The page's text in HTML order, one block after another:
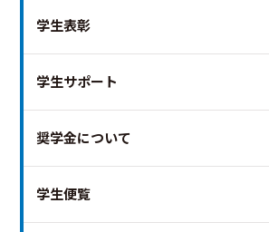
学生表彰
学生サポート
奨学金について
学生便覧